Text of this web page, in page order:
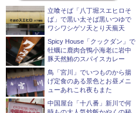
立喰そば「八丁堀スエヒロそ
ば」で黒い太そば黒いつゆで
ワシワシゲソ天とり天蕪天
Spicy House「クックダン」で
牡蠣に鹿肉合鴨小海老に岩中
豚天然鮪のスパイスカレー
鳥「宮川」でいつものから揚
げ定食のある景色とお昼メニ
ューあれこれ夜もまた
中国屋台「十八番」新川で何